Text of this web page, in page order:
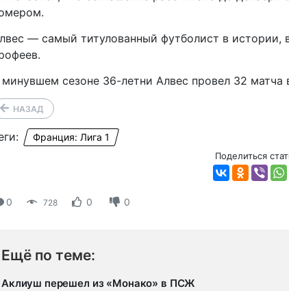
— самый титулованный футболист в истории,
минувшем сезоне 36-летни Алвес провел 32 матча
НАЗАД
Франция: Лига 1
Поделиться
0 728 0 0
Ещё по теме:
Аклиуш перешел из «Монако» в ПСЖ